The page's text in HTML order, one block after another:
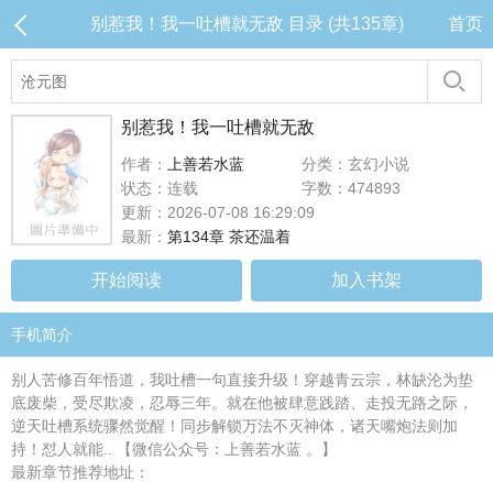
别惹我！我一吐槽就无敌 目录 (共135章) 首页
别惹我！我一吐槽就无敌
作者： 上善若水蓝
分类：玄幻小说
状态：连载
字数：474893
更新：2026-07-08 16:29:09
最新： 第134章 茶还温着
开始阅读 加入书架
手机简介
别人苦修百年悟道，我吐槽一句直接升级！穿越青云宗，林缺沦为垫
底废柴，受尽欺凌，忍辱三年。就在他被肆意践踏、走投无路之际，
逆天吐槽系统骤然觉醒！同步解锁万法不灭神体，诸天嘴炮法则加
持！怼人就能.. 【微信公众号：上善若水蓝 。】
最新章节推荐地址：